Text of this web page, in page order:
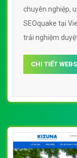
chuyên nghiệp,
SEOquake tại
trải nghiệm
CHI TIẾT